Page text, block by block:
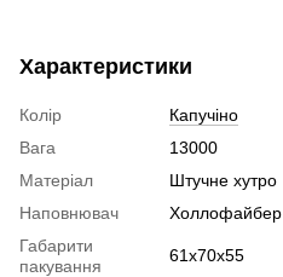
Характеристики
Колір
Капучіно
Вага
13000
Матеріал
Штучне хутро
Наповнювач
Холлофайбер
Габарити
пакування
61х70х55